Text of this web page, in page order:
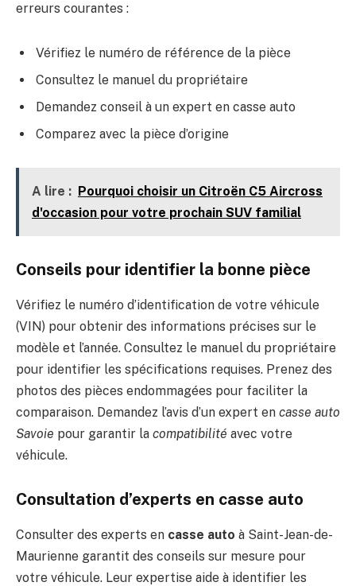
erreurs courantes :
Vérifiez le numéro de référence de la pièce
Consultez le manuel du propriétaire
Demandez conseil à un expert en casse auto
Comparez avec la pièce d’origine
A lire : Pourquoi choisir un Citroën C5 Aircross
d'occasion pour votre prochain SUV familial
Conseils pour identifier la bonne pièce
Vérifiez le numéro d’identification de votre véhicule
(VIN) pour obtenir des informations précises sur le
modèle et l’année. Consultez le manuel du propriétaire
pour identifier les spécifications requises. Prenez des
photos des pièces endommagées pour faciliter la
comparaison. Demandez l’avis d’un expert en casse auto
Savoie pour garantir la compatibilité avec votre
véhicule.
Consultation d’experts en casse auto
Consulter des experts en casse auto à Saint-Jean-de-
Maurienne garantit des conseils sur mesure pour
votre véhicule. Leur expertise aide à identifier les